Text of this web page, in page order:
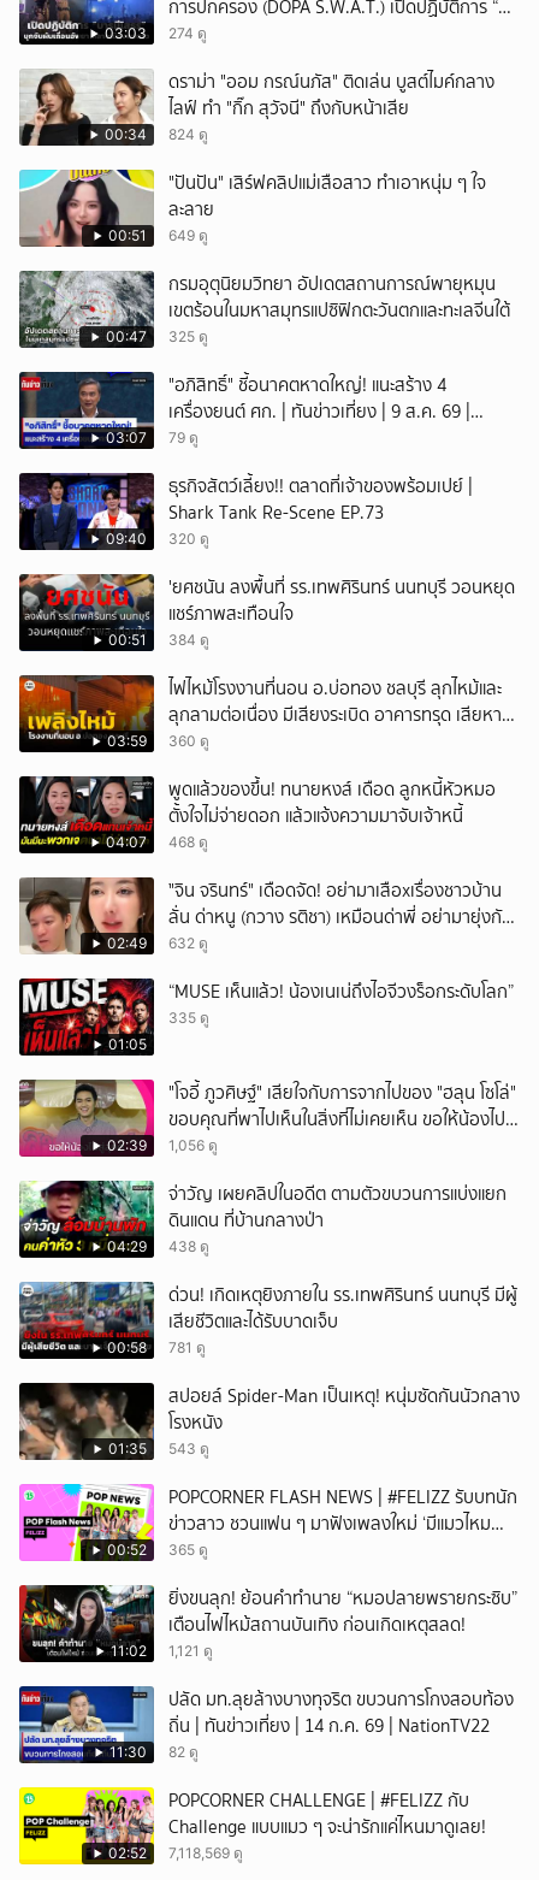
03:03
การปกครอง (DOPA S.W.A.T.) เปิดปฏิบัติการ “บา
รมีโสธร” บุกจับผับเถื่อนอัพยา กลางเมืองแปดริ้ว
274 ดู
00:34
ดราม่า "ออม กรณ์นภัส" ติดเล่น บูสต์ไมค์กลาง
ไลฟ์ ทำ "กิ๊ก สุวัจนี" ถึงกับหน้าเสีย
824 ดู
00:51
"ปันปัน" เสิร์ฟคลิปแม่เสือสาว ทำเอาหนุ่ม ๆ ใจ
ละลาย
649 ดู
00:47
กรมอุตุนิยมวิทยา อัปเดตสถานการณ์พายุหมุน
เขตร้อนในมหาสมุทรแปซิฟิกตะวันตกและทะเลจีนใต้
325 ดู
03:07
"อภิสิทธิ์" ชี้อนาคตหาดใหญ่! แนะสร้าง 4
เครื่องยนต์ ศก. | ทันข่าวเที่ยง | 9 ส.ค. 69 |
NationTV22
79 ดู
09:40
ธุรกิจสัตว์เลี้ยง!! ตลาดที่เจ้าของพร้อมเปย์ |
Shark Tank Re-Scene EP.73
320 ดู
00:51
'ยศชนัน ลงพื้นที่ รร.เทพศิรินทร์ นนทบุรี วอนหยุด
แชร์ภาพสะเทือนใจ
384 ดู
03:59
ไฟไหม้โรงงานที่นอน อ.บ่อทอง ชลบุรี ลุกไหม้และ
ลุกลามต่อเนื่อง มีเสียงระเบิด อาคารทรุด เสียหาย
หนัก
360 ดู
04:07
พูดแล้วของขึ้น! ทนายหงส์ เดือด ลูกหนี้หัวหมอ
ตั้งใจไม่จ่ายดอก แล้วแจ้งความมาจับเจ้าหนี้
468 ดู
02:49
ั่"จิน จรินทร์" เดือดจัด! อย่ามาเสือxเรื่องชาวบ้าน
ลั่น ด่าหนู (กวาง รติชา) เหมือนด่าพี่ อย่ามายุ่งกับ
คนของผม จบ!!!
632 ดู
01:05
“MUSE เห็นแล้ว! น้องเนเน่ถึงไอจีวงร็อกระดับโลก”
335 ดู
02:39
"โจอี้ ภูวศิษฐ์" เสียใจกับการจากไปของ "ฮลุน โซโล่"
ขอบคุณที่พาไปเห็นในสิ่งที่ไม่เคยเห็น ขอให้น้องไปสู่
สุคติ
1,056 ดู
04:29
จ่าวัญ เผยคลิปในอดีต ตามตัวขบวนการแบ่งแยก
ดินแดน ที่บ้านกลางป่า
438 ดู
00:58
ด่วน! เกิดเหตุยิงภายใน รร.เทพศิรินทร์ นนทบุรี มีผู้
เสียชีวิตและได้รับบาดเจ็บ
781 ดู
01:35
สปอยล์ Spider-Man เป็นเหตุ! หนุ่มซัดกันนัวกลาง
โรงหนัง
543 ดู
00:52
POPCORNER FLASH NEWS | #FELIZZ รับบทนัก
ข่าวสาว ชวนแฟน ๆ มาฟังเพลงใหม่ ‘มีแมวไหม
(Catch Me If You Can)’
365 ดู
11:02
ยิ่งขนลุก! ย้อนคำทำนาย “หมอปลายพรายกระซิบ”
เตือนไฟไหม้สถานบันเทิง ก่อนเกิดเหตุสลด!
1,121 ดู
11:30
ปลัด มท.ลุยล้างบางทุจริต ขบวนการโกงสอบท้อง
ถิ่น | ทันข่าวเที่ยง | 14 ก.ค. 69 | NationTV22
82 ดู
02:52
POPCORNER CHALLENGE | #FELIZZ กับ
Challenge แบบแมว ๆ จะน่ารักแค่ไหนมาดูเลย!
7,118,569 ดู